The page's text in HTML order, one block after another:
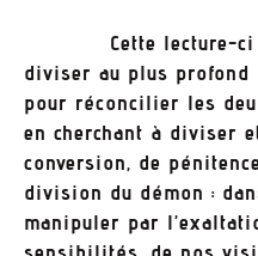
Cette lecture-ci
diviser au plus profond
pour réconcilier les
en cherchant à diviser
conversion, de
division du démon :
manipuler par